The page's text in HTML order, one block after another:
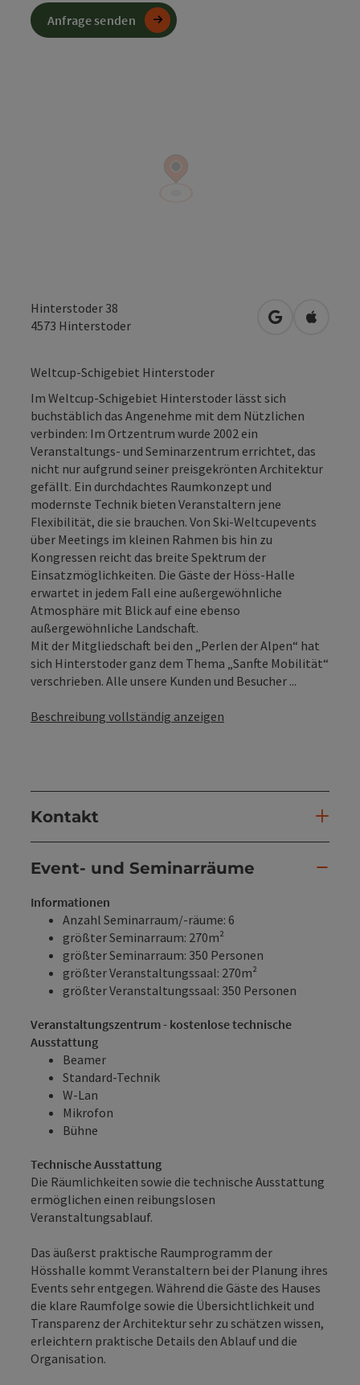
Hinterstoder 38
4573 Hinterstoder in Google
in
Weltcup-Schigebiet Hinterstoder
Im Weltcup-Schigebiet Hinterstoder lässt sich
buchstäblich das Angenehme mit dem Nützlichen
verbinden: Im Ortzentrum wurde 2002 ein
Veranstaltungs- und Seminarzentrum errichtet, das
nicht nur aufgrund seiner preisgekrönten Architektur
gefällt. Ein durchdachtes Raumkonzept und
modernste Technik bieten Veranstaltern jene
Flexibilität, die sie brauchen. Von Ski-Weltcupevents
über Meetings im kleinen Rahmen bis hin zu
Kongressen reicht das breite Spektrum der
Einsatzmöglichkeiten. Die Gäste der Höss-Halle
erwartet in jedem Fall eine außergewöhnliche
Atmosphäre mit Blick auf eine ebenso
außergewöhnliche Landschaft.
Mit der Mitgliedschaft bei den „Perlen der Alpen“ hat
sich Hinterstoder ganz dem Thema „Sanfte Mobilität“
verschrieben. Alle unsere Kunden und Besucher ...
Beschreibung vollständig anzeigen
Kontakt
Event- und Seminarräume
Informationen
Anzahl Seminarraum/-räume: 6
größter Seminarraum: 270m²
größter Seminarraum: 350 Personen
größter Veranstaltungssaal: 270m²
größter Veranstaltungssaal: 350 Personen
Veranstaltungszentrum - kostenlose technische
Ausstattung
Beamer
Standard-Technik
W-Lan
Mikrofon
Bühne
Technische Ausstattung
Die Räumlichkeiten sowie die technische Ausstattung
ermöglichen einen reibungslosen
Veranstaltungsablauf.
Das äußerst praktische Raumprogramm der
Hösshalle kommt Veranstaltern bei der Planung ihres
Events sehr entgegen. Während die Gäste des Hauses
die klare Raumfolge sowie die Übersichtlichkeit und
Transparenz der Architektur sehr zu schätzen wissen,
erleichtern praktische Details den Ablauf und die
Organisation.
Anfrage senden